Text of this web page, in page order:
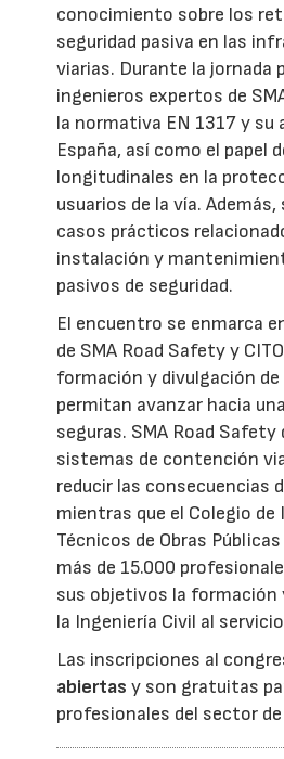
conocimiento sobre los
seguridad pasiva en las
viarias. Durante la jornada
ingenieros expertos de
la normativa EN 1317 y su
España, así como el papel
longitudinales en la
usuarios de la vía.
casos prácticos
instalación y
pasivos de seguridad.
El encuentro se enmarca
de SMA Road Safety y
formación y divulgación
permitan avanzar hacia
seguras. SMA Road Safety
sistemas de contención
reducir las consecuencias
mientras que el Colegio de
Técnicos de Obras
más de 15.000
sus objetivos la formación
la Ingeniería Civil al
Las inscripciones al
abiertas y son gratuitas
profesionales del sector